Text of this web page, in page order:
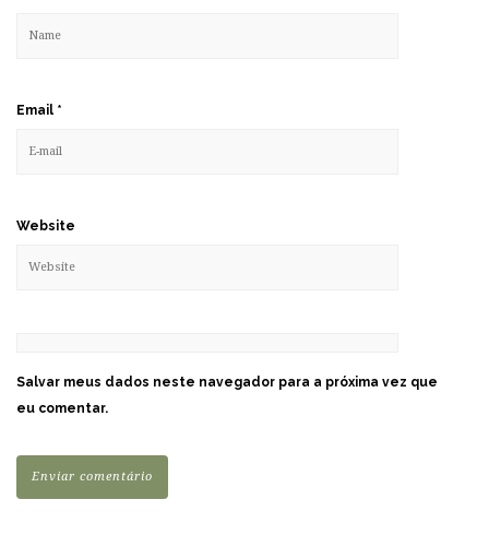
Email *
Website
Salvar meus dados neste navegador para a próxima vez que
eu comentar.